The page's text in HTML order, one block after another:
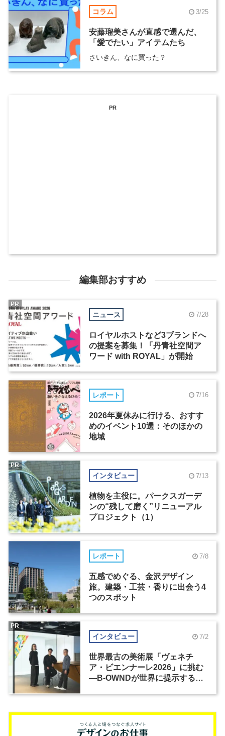
コラム 3/25
安藤瑠美さんが直感で選んだ、
「愛でたい」アイテムたち
さいきん、なに買った？
PR
編集部おすすめ
ニュース 7/28
ロイヤルホストなど3ブランドへ
の提案を募集！「丹青社空間ア
ワード with ROYAL」が開始
PR
レポート 7/16
2026年夏休みに行ける、おすす
めのイベント10選：そのほかの
地域
インタビュー 7/13
植物を主役に。パークスガーデ
ンの“残して磨く”リニューアル
プロジェクト（1）
PR
レポート 7/8
五感でめぐる、金沢デザイン
旅。建築・工芸・香りに出会う4
つのスポット
インタビュー 7/2
世界最古の美術展「ヴェネチ
ア・ビエンナーレ2026」に挑む
―B-OWNDが世界に提示する美
PR